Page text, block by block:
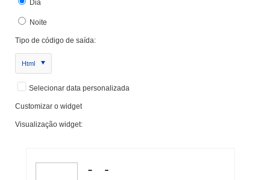
Dia
Noite
Tipo de código de saída:
Html
Selecionar data personalizada
Customizar o widget
Visualização widget: